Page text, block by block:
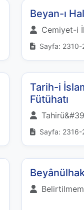
Beyan-ı Hal
Cemiyet-i
Sayfa: 2310-
Tarih-i
Fütühatı
Sayfa: 2316-